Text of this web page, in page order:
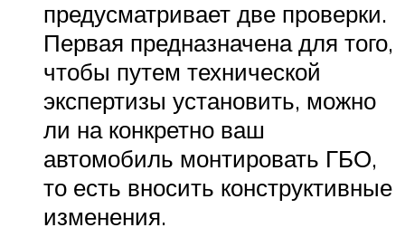
предусматривает две проверки.
Первая предназначена для того,
чтобы путем технической
экспертизы установить, можно
ли на конкретно ваш
автомобиль монтировать ГБО,
то есть вносить конструктивные
изменения.